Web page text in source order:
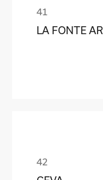
LA FONTE